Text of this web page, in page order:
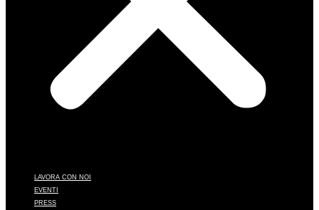
LAVORA CON NOI
EVENTI
PRESS